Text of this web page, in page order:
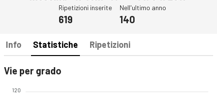
Ripetizioni inserite
619
Nell'ultimo anno
140
Info Statistiche Ripetizioni
Vie per grado
120